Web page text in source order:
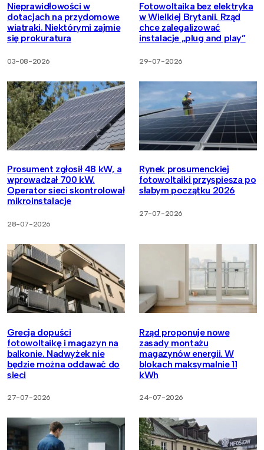
Nieprawidłowości w
dotacjach na przydomowe
wiatraki. Niektórymi zajmie
się prokuratura
03-08-2026
Fotowoltaika bez elektryka
w Wielkiej Brytanii. Rząd
chce zalegalizować
instalacje „plug and play”
29-07-2026
Prosument zgłosił 48 kW, a
wprowadzał 700 kW.
Operator sieci skontrolował
mikroinstalacje
28-07-2026
Rynek prosumenckiej
fotowoltaiki przyspiesza po
słabym początku 2026
27-07-2026
Grecja dopuści
fotowoltaikę i magazyn na
balkonie. Nadwyżek nie
będzie można oddawać do
sieci
27-07-2026
Rząd proponuje nowe
zasady montażu
magazynów energii. W
blokach maksymalnie 11
kWh
24-07-2026